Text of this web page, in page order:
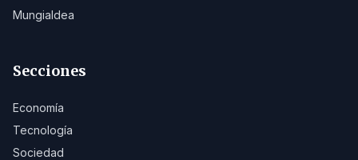
Mungialdea
Secciones
Economía
Tecnología
Sociedad